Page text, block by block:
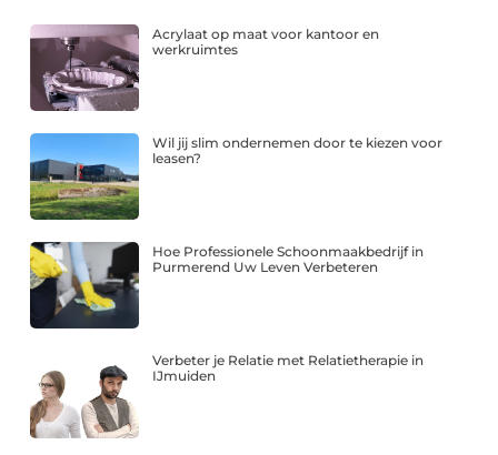
Acrylaat op maat voor kantoor en
werkruimtes
Wil jij slim ondernemen door te kiezen voor
leasen?
Hoe Professionele Schoonmaakbedrijf in
Purmerend Uw Leven Verbeteren
Verbeter je Relatie met Relatietherapie in
IJmuiden